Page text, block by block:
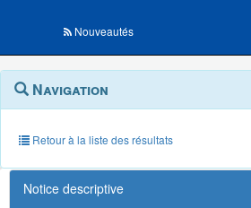
Nouveautés
Navigation
outils
annexes
Menu
contextuel
Navigation
Retour à la liste des résultats
Notice descriptive